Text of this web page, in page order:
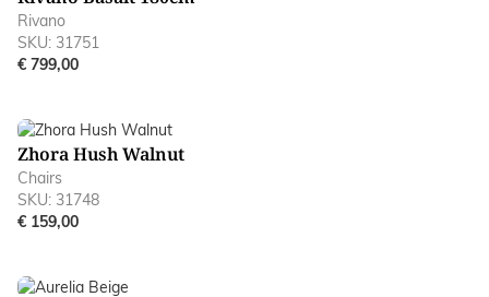
Rivano
SKU: 31751
€ 799,00
Zhora Hush Walnut
Chairs
SKU: 31748
€ 159,00